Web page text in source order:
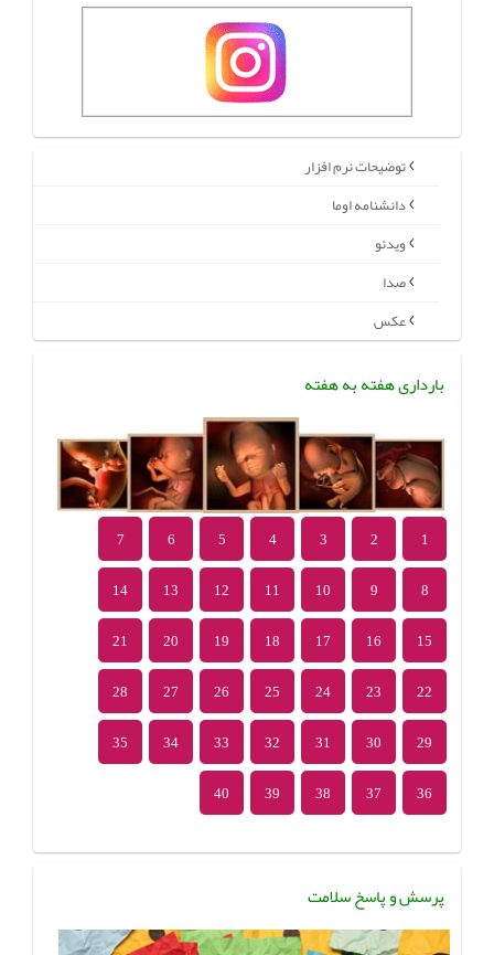
توضیحات نرم افزار
دانشنامه اوما
ویدئو
صدا
عکس
بارداری هفته به هفته
1
2
3
4
5
6
7
8
9
10
11
12
13
14
15
16
17
18
19
20
21
22
23
24
25
26
27
28
29
30
31
32
33
34
35
36
37
38
39
40
پرسش و پاسخ سلامت